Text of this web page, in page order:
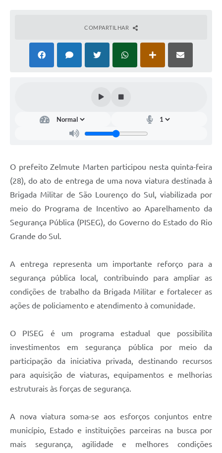
COMPARTILHAR
O prefeito Zelmute Marten participou nesta quinta-feira
(28), do ato de entrega de uma nova viatura destinada à
Brigada Militar de São Lourenço do Sul, viabilizada por
meio do Programa de Incentivo ao Aparelhamento da
Segurança Pública (PISEG), do Governo do Estado do Rio
Grande do Sul.
A entrega representa um importante reforço para a
segurança pública local, contribuindo para ampliar as
condições de trabalho da Brigada Militar e fortalecer as
ações de policiamento e atendimento à comunidade.
O PISEG é um programa estadual que possibilita
investimentos em segurança pública por meio da
participação da iniciativa privada, destinando recursos
para aquisição de viaturas, equipamentos e melhorias
estruturais às forças de segurança.
A nova viatura soma-se aos esforços conjuntos entre
município, Estado e instituições parceiras na busca por
mais segurança, agilidade e melhores condições